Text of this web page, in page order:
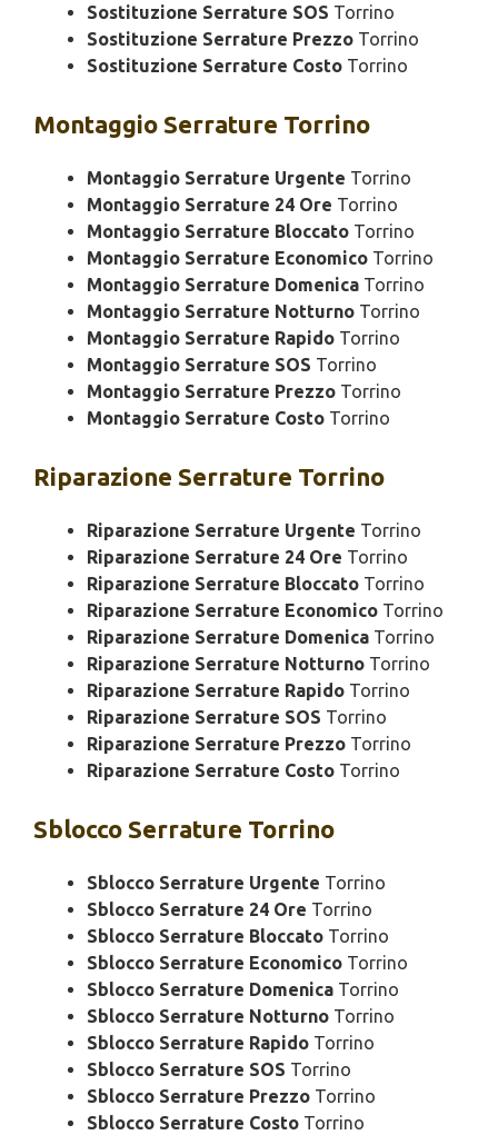
Sostituzione Serrature SOS Torrino
Sostituzione Serrature Prezzo Torrino
Sostituzione Serrature Costo Torrino
Montaggio Serrature Torrino
Montaggio Serrature Urgente Torrino
Montaggio Serrature 24 Ore Torrino
Montaggio Serrature Bloccato Torrino
Montaggio Serrature Economico Torrino
Montaggio Serrature Domenica Torrino
Montaggio Serrature Notturno Torrino
Montaggio Serrature Rapido Torrino
Montaggio Serrature SOS Torrino
Montaggio Serrature Prezzo Torrino
Montaggio Serrature Costo Torrino
Riparazione Serrature Torrino
Riparazione Serrature Urgente Torrino
Riparazione Serrature 24 Ore Torrino
Riparazione Serrature Bloccato Torrino
Riparazione Serrature Economico Torrino
Riparazione Serrature Domenica Torrino
Riparazione Serrature Notturno Torrino
Riparazione Serrature Rapido Torrino
Riparazione Serrature SOS Torrino
Riparazione Serrature Prezzo Torrino
Riparazione Serrature Costo Torrino
Sblocco Serrature Torrino
Sblocco Serrature Urgente Torrino
Sblocco Serrature 24 Ore Torrino
Sblocco Serrature Bloccato Torrino
Sblocco Serrature Economico Torrino
Sblocco Serrature Domenica Torrino
Sblocco Serrature Notturno Torrino
Sblocco Serrature Rapido Torrino
Sblocco Serrature SOS Torrino
Sblocco Serrature Prezzo Torrino
Sblocco Serrature Costo Torrino